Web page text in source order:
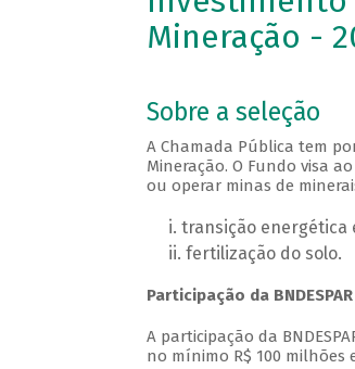
Mineração -
Sobre a seleção
A Chamada Pública tem
Mineração. O Fundo visa
ou operar minas de
transição energética
fertilização do solo.
Participação da BNDESPAR
A participação da
no mínimo R$ 100 milhões